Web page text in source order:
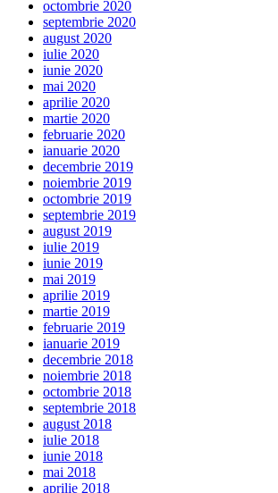
octombrie 2020
septembrie 2020
august 2020
iulie 2020
iunie 2020
mai 2020
aprilie 2020
martie 2020
februarie 2020
ianuarie 2020
decembrie 2019
noiembrie 2019
octombrie 2019
septembrie 2019
august 2019
iulie 2019
iunie 2019
mai 2019
aprilie 2019
martie 2019
februarie 2019
ianuarie 2019
decembrie 2018
noiembrie 2018
octombrie 2018
septembrie 2018
august 2018
iulie 2018
iunie 2018
mai 2018
aprilie 2018